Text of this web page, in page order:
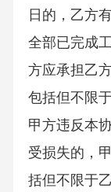
日的，乙方
全部已完成
方应承担乙
包括但不限
甲方违反本
受损失的，
括但不限于